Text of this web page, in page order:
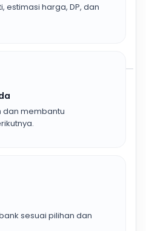
estimasi harga, DP, dan
dan membantu
sesuai pilihan dan